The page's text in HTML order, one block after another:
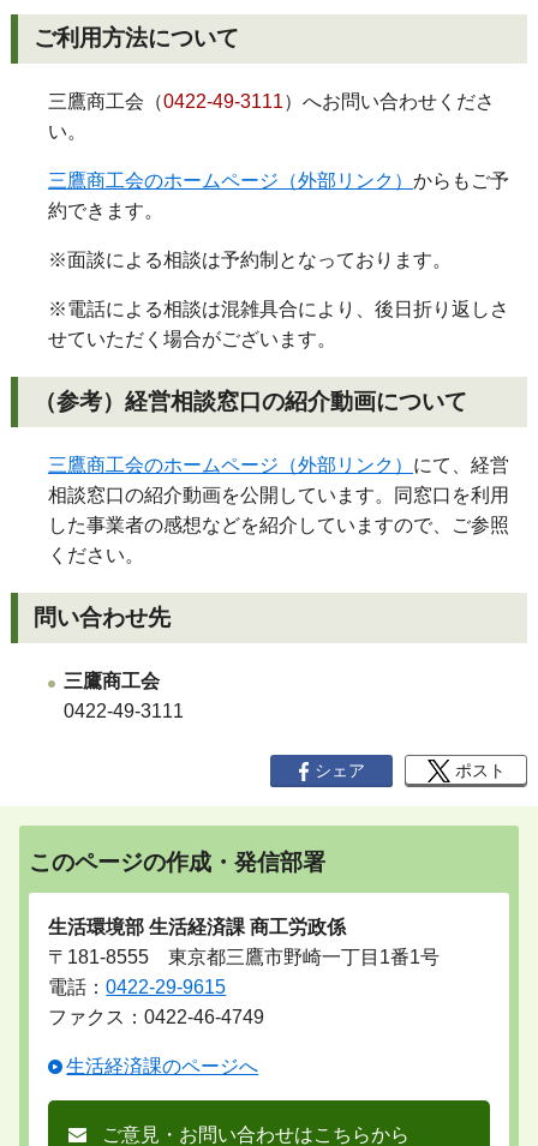
ご利用方法について
三鷹商工会（0422-49-3111）へお問い合わせくださ
い。
三鷹商工会のホームページ（外部リンク） からもご予
約できます。
※面談による相談は予約制となっております。
※電話による相談は混雑具合により、後日折り返しさ
せていただく場合がございます。
（参考）経営相談窓口の紹介動画について
三鷹商工会のホームページ（外部リンク） にて、経営
相談窓口の紹介動画を公開しています。同窓口を利用
した事業者の感想などを紹介していますので、ご参照
ください。
問い合わせ先
三鷹商工会
0422-49-3111
シェア ポスト
このページの作成・発信部署
生活環境部 生活経済課 商工労政係
〒181-8555 東京都三鷹市野崎一丁目1番1号
電話：0422-29-9615
ファクス：0422-46-4749
生活経済課のページへ
ご意見・お問い合わせはこちらから